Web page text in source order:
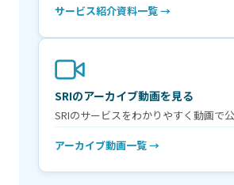
サービス紹介資料一覧 →
SRIのアーカイブ動画を見る
SRIのサービスをわかりやすく動画で
アーカイブ動画一覧 →